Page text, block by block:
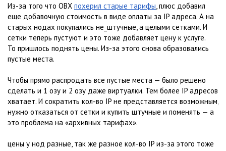
Из-за того что ОВХ похерил старые тарифы , плюс добавил
еще добавочную стоимость в виде оплаты за IP адреса. А на
старых нодах покупались не_штучные, а целыми сетками. И
сетки теперь пустуют и это тоже добавляет цену к услуге.
То пришлось поднять цены. Из-за этого снова образовались
пустые места.
Чтобы прямо распродать все пустые места — было решено
сделать и 1 озу и 2 озу даже виртуалки. Тем более IP адресов
хватает. И сократить кол-во IP не представляется возможным,
нужно отказаться от сетки и купить штучные и поменять — а
это проблема на «архивных тарифах».
цены у нод разные, так же разное кол-во IP из-за этого тоже